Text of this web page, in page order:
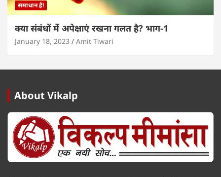
समाधान है!
क्या संबंधों में अपेक्षाएं रखना गलत है? भाग-1
January 18, 2023 Amit Tiwari
About Vikalp